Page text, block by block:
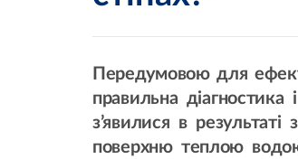
Передумовою для
правильна
з’явилися в
поверхню теплою